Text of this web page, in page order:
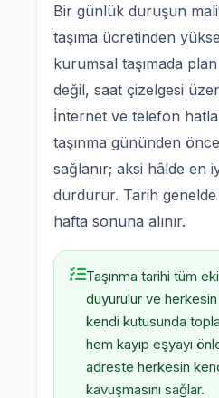
Bir günlük duruşun
taşıma ücretinden
kurumsal taşımada
değil, saat çizelgesi
İnternet ve telefon
taşınma gününden
sağlanır; aksi hâlde en
durdurur. Tarih genelde
hafta sonuna alınır.
Taşınma tarihi tüm
duyurulur ve
kendi kutusunda
hem kayıp eşyayı
adreste herkesin
kavuşmasını sağlar.